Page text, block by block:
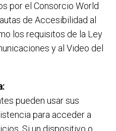
por el Consorcio World
de Accesibilidad al
los requisitos de la Ley
y al Video del
pueden usar sus
para acceder a
Si un dispositivo o